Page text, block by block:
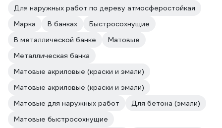
Для наружных работ по дереву атмосферостойкая
Марка
В банках
Быстросохнущие
В металлической банке
Матовые
Металлическая банка
Матовые акриловые (краски и эмали)
Матовые акриловые (краски и эмали)
Матовые для наружных работ
Для бетона (эмали)
Матовые быстросохнущие